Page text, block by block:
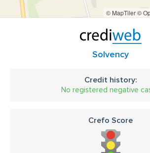
© MapTiler©
Solvency
Credit history:
No registered negative
Crefo Score